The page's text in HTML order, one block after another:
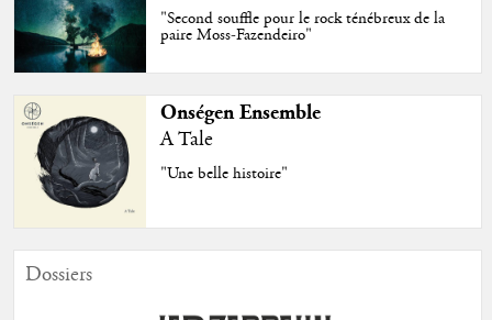
"Second souffle pour le rock ténébreux de la
paire Moss-Fazendeiro"
Onségen Ensemble
A Tale
"Une belle histoire"
Dossiers